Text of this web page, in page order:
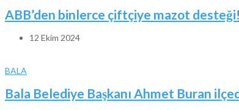
ABB’den binlerce çiftçiye mazot desteği!
12 Ekim 2024
BALA
Bala Belediye Başkanı Ahmet Buran